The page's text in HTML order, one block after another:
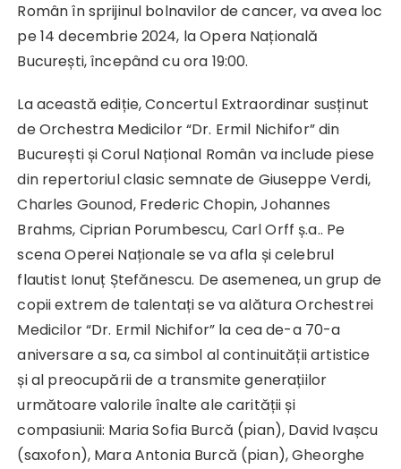
Român în sprijinul bolnavilor de cancer, va avea loc
pe 14 decembrie 2024, la Opera Națională
București, începând cu ora 19:00.
La această ediție, Concertul Extraordinar susținut
de Orchestra Medicilor “Dr. Ermil Nichifor” din
București și Corul Național Român va include piese
din repertoriul clasic semnate de Giuseppe Verdi,
Charles Gounod, Frederic Chopin, Johannes
Brahms, Ciprian Porumbescu, Carl Orff ș.a.. Pe
scena Operei Naționale se va afla și celebrul
flautist Ionuț Ștefănescu. De asemenea, un grup de
copii extrem de talentați se va alătura Orchestrei
Medicilor “Dr. Ermil Nichifor” la cea de-a 70-a
aniversare a sa, ca simbol al continuității artistice
și al preocupării de a transmite generațiilor
următoare valorile înalte ale carității și
compasiunii: Maria Sofia Burcă (pian), David Ivașcu
(saxofon), Mara Antonia Burcă (pian), Gheorghe